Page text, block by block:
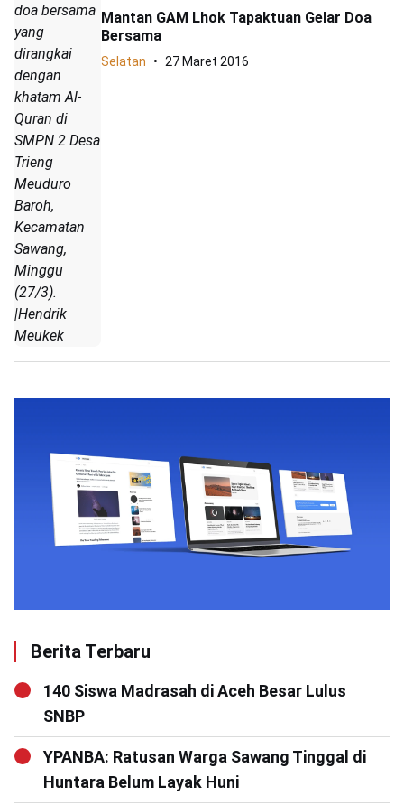
doa bersama
yang
dirangkai
dengan
khatam Al-
Quran di
SMPN 2 Desa
Trieng
Meuduro
Baroh,
Kecamatan
Sawang,
Minggu
(27/3).
|Hendrik
Meukek
Mantan GAM Lhok Tapaktuan Gelar Doa
Bersama
Selatan 27 Maret 2016
Berita Terbaru
140 Siswa Madrasah di Aceh Besar Lulus
SNBP
YPANBA: Ratusan Warga Sawang Tinggal di
Huntara Belum Layak Huni